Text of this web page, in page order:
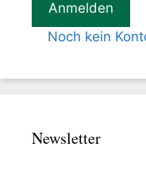
Noch kein
Newsletter